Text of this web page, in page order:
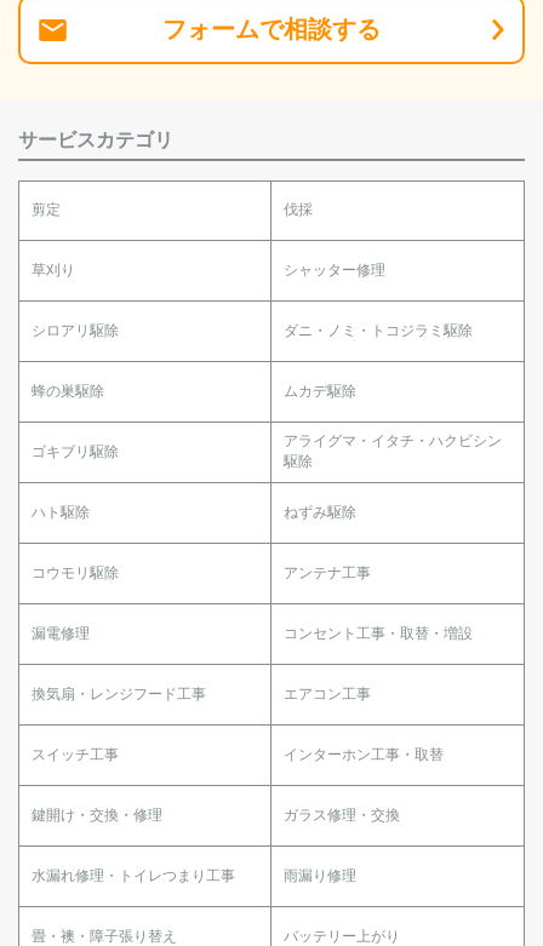
フォームで相談する
サービスカテゴリ
剪定 伐採
草刈り シャッター修理
シロアリ駆除 ダニ・ノミ・トコジラミ駆除
蜂の巣駆除 ムカデ駆除
ゴキブリ駆除
アライグマ・イタチ・ハクビシン
駆除
ハト駆除 ねずみ駆除
コウモリ駆除 アンテナ工事
漏電修理 コンセント工事・取替・増設
換気扇・レンジフード工事 エアコン工事
スイッチ工事 インターホン工事・取替
鍵開け・交換・修理 ガラス修理・交換
水漏れ修理・トイレつまり工事 雨漏り修理
畳・襖・障子張り替え バッテリー上がり